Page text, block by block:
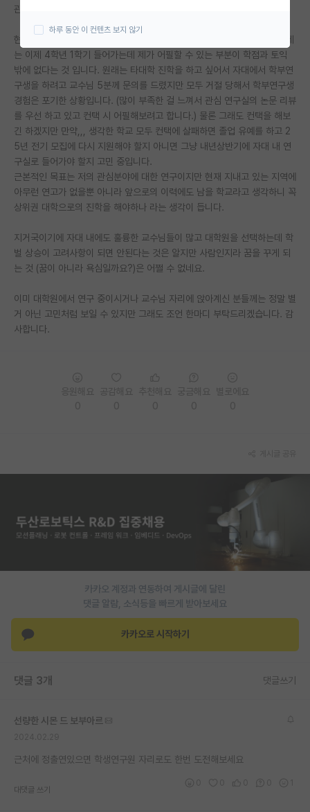
연구실(PI) 홍보 게시판
석박사 채용 정보 게시판
임용 정보 게시판
학부 인턴 게시판
취업 게시판
임용 후기 게시판
PI 전용 게시판
인문사회 계열 게시판
특수/전문대학원 게시판
반도체/AI 게시판
장학금/장학생 게시판
재팬라운지 🌸
관련해서 배우고 있습니다.
현재 저의 학점은 4.0 / 4.5이고 어헉성적은 토익만 가지고 있습니다. 문제
는 이제 4학년 1학기 들어가는데 제가 어필할 수 있는 부분이 학점과 토익
밖에 없다는 것 입니다. 원래는 타대학 진학을 하고 싶어서 자대에서 학부연
구생을 하려고 교수님 5분께 문의를 드렸지만 모두 거절 당해서 학부연구생
경험은 포기한 상황입니다. (많이 부족한 걸 느껴서 관심 연구실의 논문 리뷰
를 우선 하고 있고 컨택 시 어필해보려고 합니다.) 물론 그래도 컨택을 해보
긴 하겠지만 만약,,, 생각한 학교 모두 컨택에 살패하면 졸업 유예를 하고 2
5년 전기 모집에 다시 지원해야 할지 아니면 그냥 내년상반기에 자대 내 연
구실로 들어가야 할지 고민 중입니다.
근본적인 목표는 저의 관심분야에 대한 연구이지만 현재 지내고 있는 지역에
아무런 연고가 없을뿐 아니라 앞으로의 이력에도 남을 학교라고 생각하니 꼭
상위권 대학으로의 진학을 해야하나 라는 생각이 듭니다.
지거국이기에 자대 내에도 훌륭한 교수님들이 많고 대학원을 선택하는데 학
벌 상승이 고려사항이 되면 안된다는 것은 알지만 사람인지라 꿈을 꾸게 되
는 것 (꿈이 아니라 욕심일까요?)은 어쩔 수 없네요.
이미 대학원에서 연구 중이시거나 교수님 자리에 앉아계신 분들께는 정말 별
거 아닌 고민처럼 보일 수 있지만 그래도 조언 한마디 부탁드리겠습니다. 감
사합니다.
카카오 계정과 연동하여 게시글에 달린
댓글 알람, 소식등을 빠르게 받아보세요
카카오로 시작하기
댓글 3개 댓글쓰기
선량한 시몬 드 보부아르
근처에 정출연있으면 학생연구원 자리로도 한번 도전해보세요
대댓글 쓰기
하루 동안 이 컨텐츠 보지 않기